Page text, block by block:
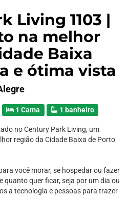
Living 1103 |
na melhor
Baixa
e ótima vista
1 Cama 1 banheiro
no Century Park Living, um
região da Cidade Baixa de Porto
você morar, se hospedar ou fazer
quanto quer ficar, seja por um dia ou
a tecnologia e pessoas para trazer